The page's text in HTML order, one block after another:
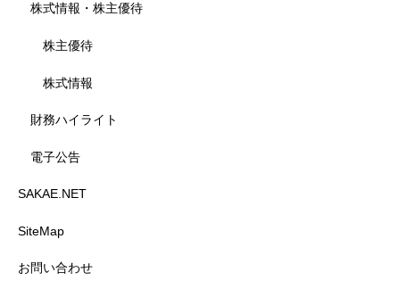
株式情報・株主優待
株主優待
株式情報
財務ハイライト
電子公告
SAKAE.NET
SiteMap
お問い合わせ